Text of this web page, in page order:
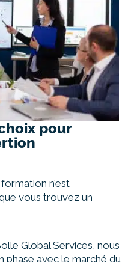
pour
n’est
vous trouvez un
Global Services, nous
phase avec le marché du